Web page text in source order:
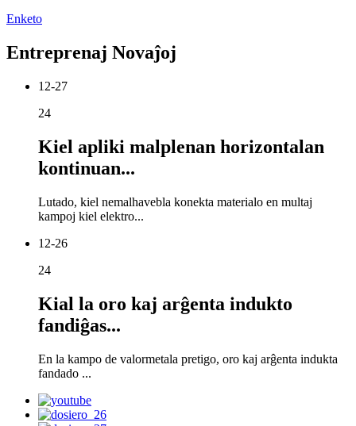
Enketo
Entreprenaj Novaĵoj
12-27
24
Kiel apliki malplenan horizontalan
kontinuan...
Lutado, kiel nemalhavebla konekta materialo en multaj
kampoj kiel elektro...
12-26
24
Kial la oro kaj arĝenta indukto
fandiĝas...
En la kampo de valormetala pretigo, oro kaj arĝenta indukta
fandado ...